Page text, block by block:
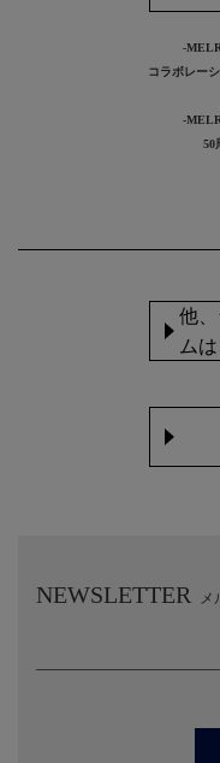
-
コラボレー
-
50
他
ム
NEWSLETTER メ